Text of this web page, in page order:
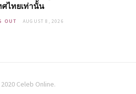
ศไทยเท่านั้น
OUT AUGUST 8, 2026
Celeb Online.